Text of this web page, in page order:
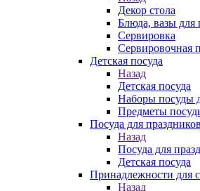
Декор стола
Блюда, вазы для
Сервировка
Сервировочная
Детская посуда
Назад
Детская посуда
Наборы посуды
Предметы
Посуда для праздников
Назад
Посуда для
Детская посуда
Принадлежности для
Назад